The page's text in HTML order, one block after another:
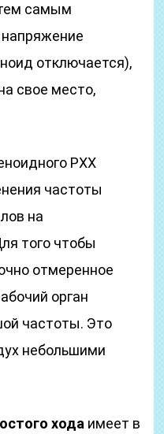
самым
отключается),
свое место,
РХХ
частоты
на
того чтобы
отмеренное
орган
частоты. Это
небольшими
хода имеет в